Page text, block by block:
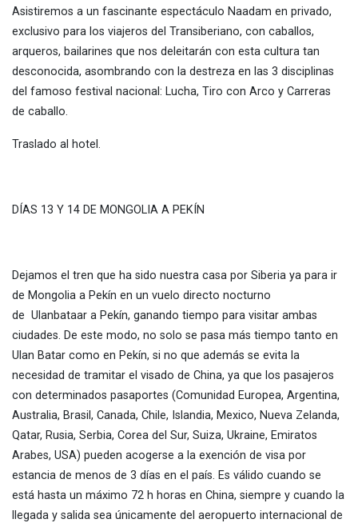
Asistiremos a un fascinante espectáculo Naadam en privado,
exclusivo para los viajeros del Transiberiano, con caballos,
arqueros, bailarines que nos deleitarán con esta cultura tan
desconocida, asombrando con la destreza en las 3 disciplinas
del famoso festival nacional: Lucha, Tiro con Arco y Carreras
de caballo.
Traslado al hotel.
DÍAS 13 Y 14 DE MONGOLIA A PEKÍN
Dejamos el tren que ha sido nuestra casa por Siberia ya para ir
de Mongolia a Pekín en un vuelo directo nocturno
de Ulanbataar a Pekín, ganando tiempo para visitar ambas
ciudades. De este modo, no solo se pasa más tiempo tanto en
Ulan Batar como en Pekín, si no que además se evita la
necesidad de tramitar el visado de China, ya que los pasajeros
con determinados pasaportes (Comunidad Europea, Argentina,
Australia, Brasil, Canada, Chile, Islandia, Mexico, Nueva Zelanda,
Qatar, Rusia, Serbia, Corea del Sur, Suiza, Ukraine, Emiratos
Arabes, USA) pueden acogerse a la exención de visa por
estancia de menos de 3 días en el país. Es válido cuando se
está hasta un máximo 72 h horas en China, siempre y cuando la
llegada y salida sea únicamente del aeropuerto internacional de